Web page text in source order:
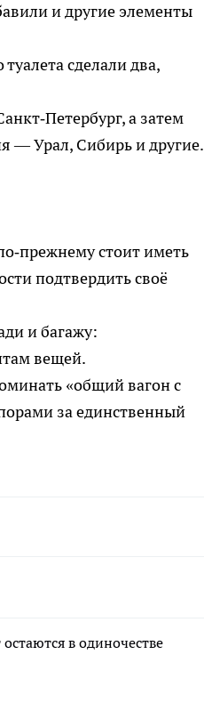
и другие элементы
сделали два,
а затем
— Урал, Сибирь и другие.
стоит иметь
подтвердить своё
и багажу:
вещей.
«общий вагон с
за единственный
в одиночестве